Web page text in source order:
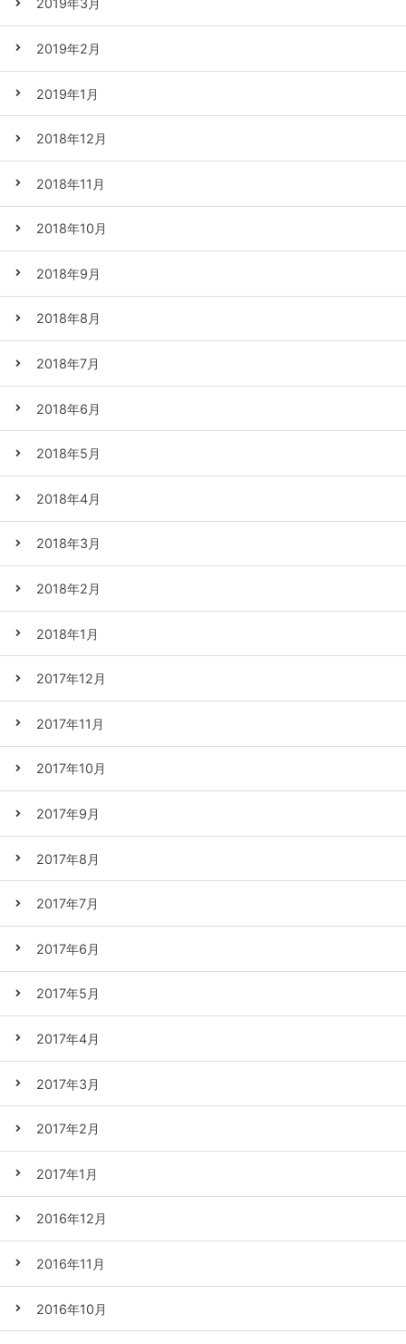
2019年3月
2019年2月
2019年1月
2018年12月
2018年11月
2018年10月
2018年9月
2018年8月
2018年7月
2018年6月
2018年5月
2018年4月
2018年3月
2018年2月
2018年1月
2017年12月
2017年11月
2017年10月
2017年9月
2017年8月
2017年7月
2017年6月
2017年5月
2017年4月
2017年3月
2017年2月
2017年1月
2016年12月
2016年11月
2016年10月